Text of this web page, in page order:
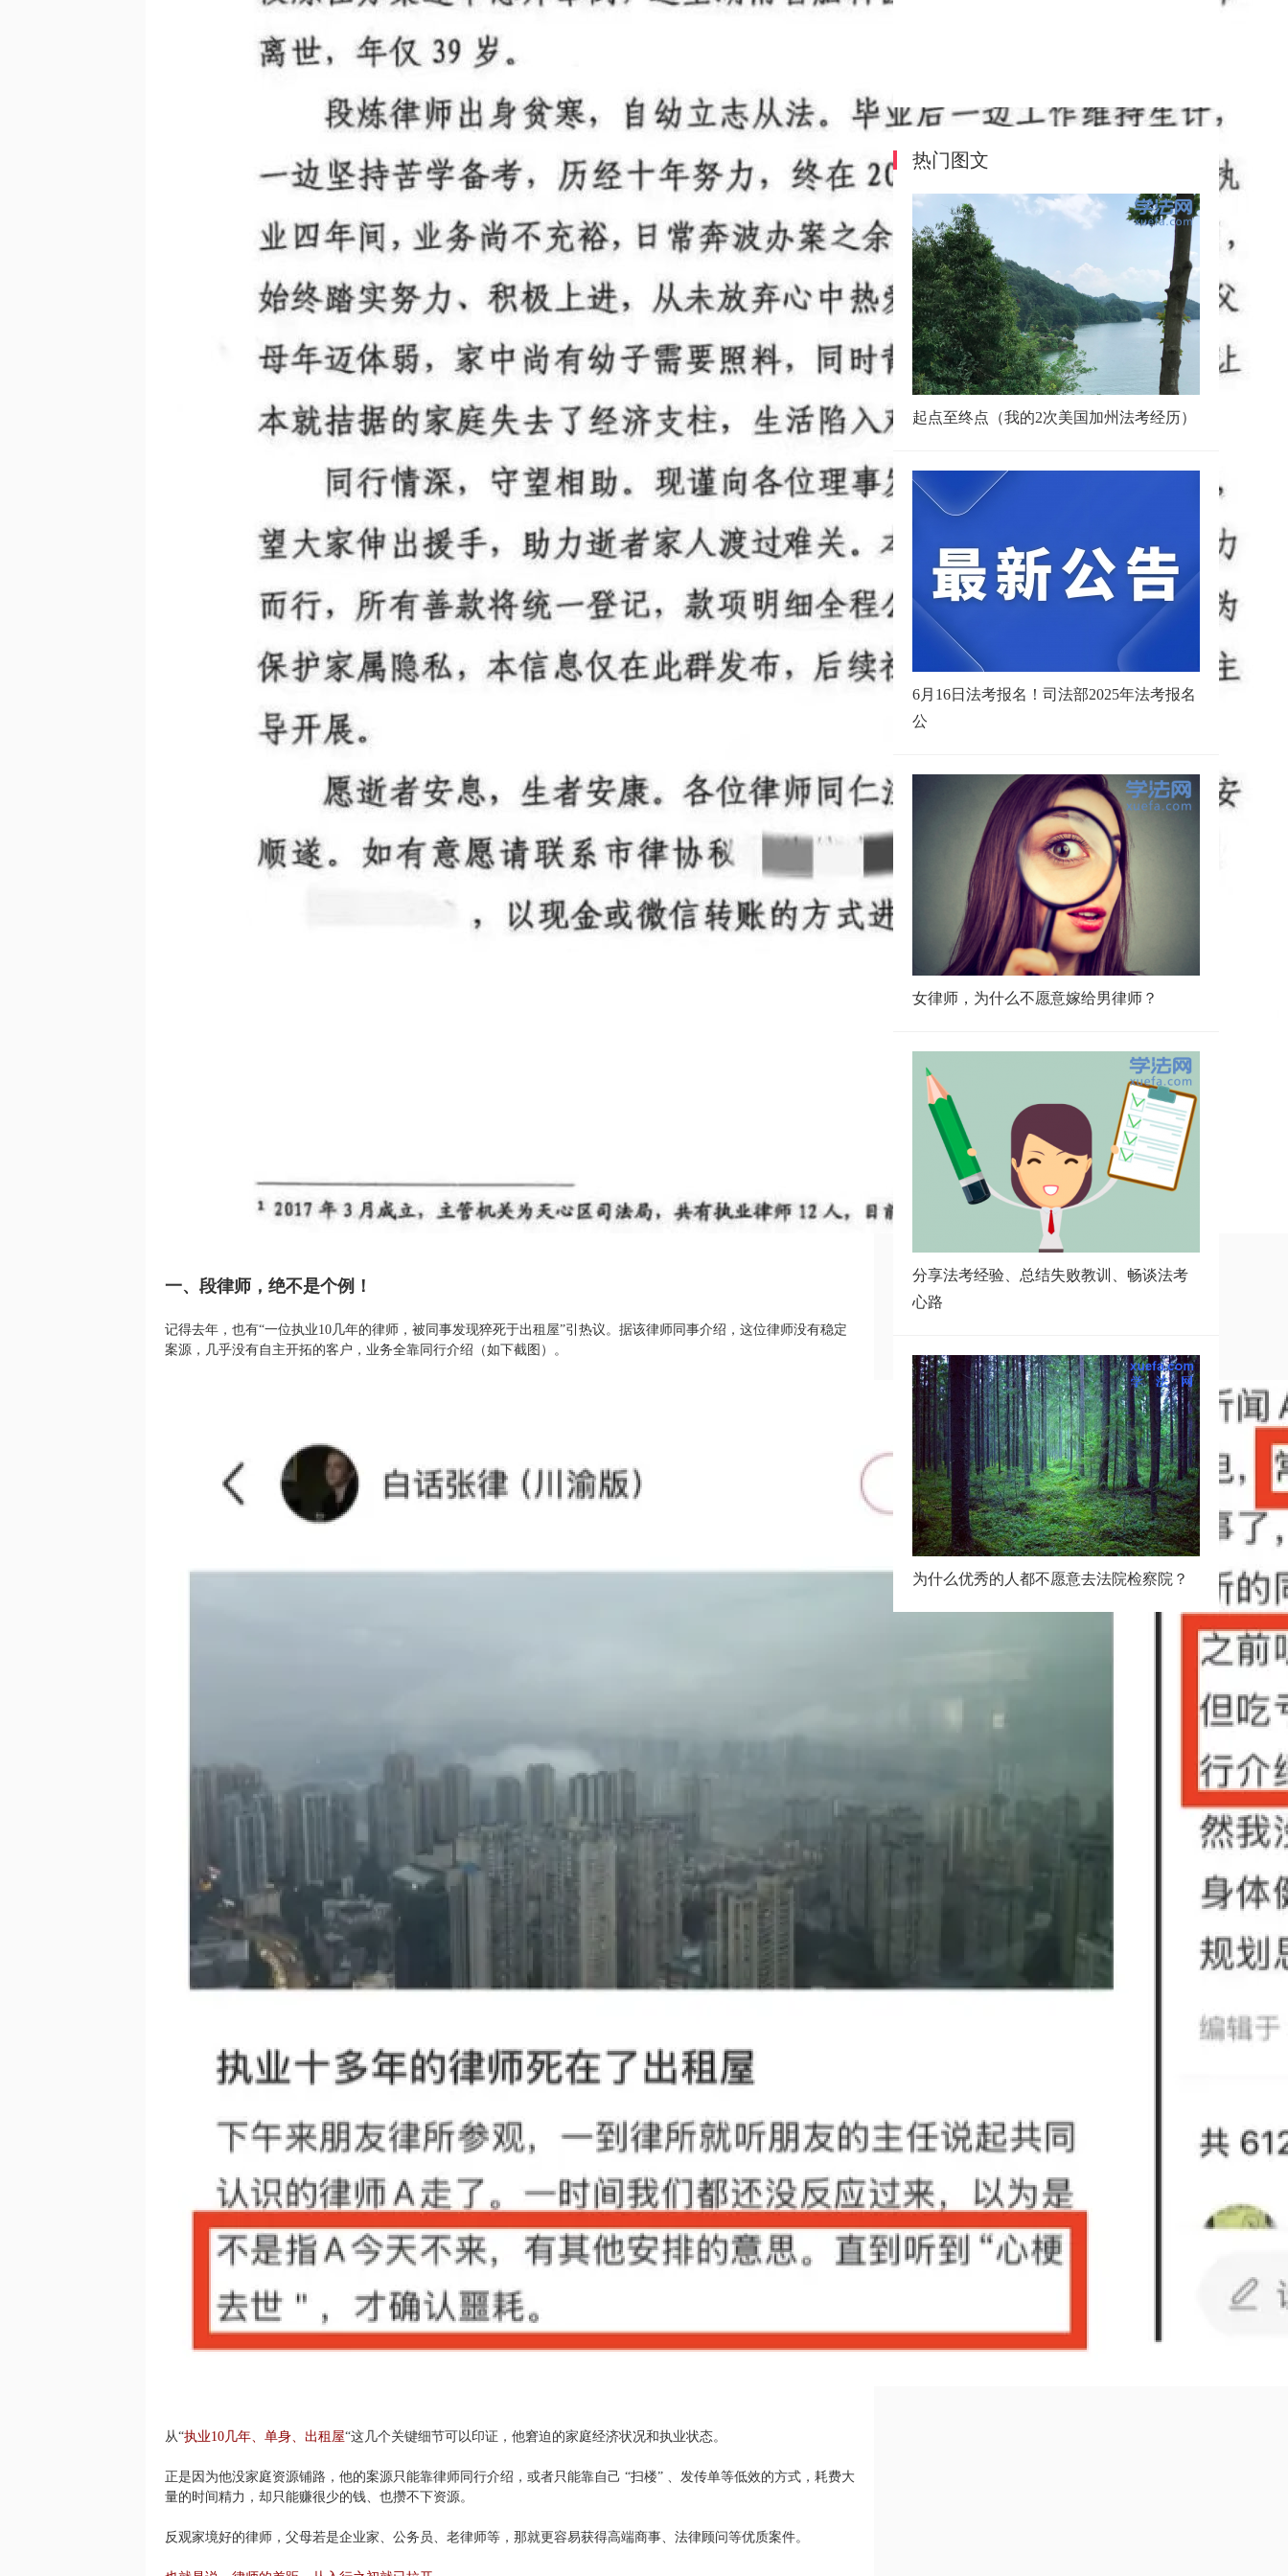
一、段律师，绝不是个例！
记得去年，也有“一位执业10几年的律师，被同事发现猝死于出租屋”引热议。据该律师同事介绍，这位律师没有稳定
案源，几乎没有自主开拓的客户，业务全靠同行介绍（如下截图）。
从“执业10几年、单身、出租屋“这几个关键细节可以印证，他窘迫的家庭经济状况和执业状态。
正是因为他没家庭资源铺路，他的案源只能靠律师同行介绍，或者只能靠自己 “扫楼” 、发传单等低效的方式，耗费大
量的时间精力，却只能赚很少的钱、也攒不下资源。
反观家境好的律师，父母若是企业家、公务员、老律师等，那就更容易获得高端商事、法律顾问等优质案件。
热门图文
起点至终点（我的2次美国加州法考经历）
6月16日法考报名！司法部2025年法考报名
公
女律师，为什么不愿意嫁给男律师？
分享法考经验、总结失败教训、畅谈法考
心路
为什么优秀的人都不愿意去法院检察院？